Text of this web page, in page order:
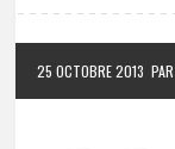
25 OCTOBRE 2013